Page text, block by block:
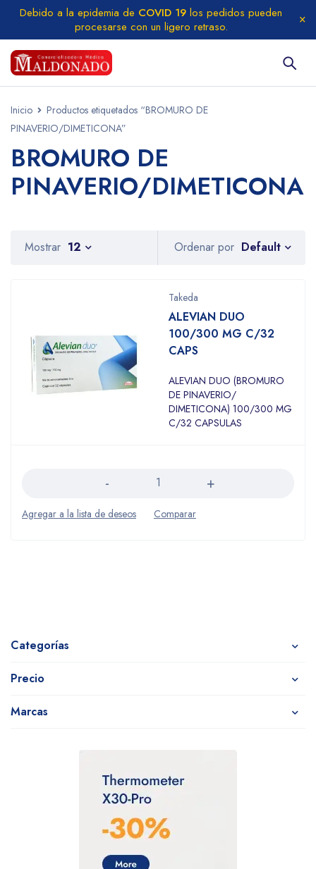
Debido a la epidemia de COVID 19 los pedidos pueden
procesarse con un ligero retraso.
Inicio
Productos etiquetados “BROMURO DE
PINAVERIO/DIMETICONA”
BROMURO DE
PINAVERIO/DIMETICONA
Categorías
Precio
Marcas
Ordenar por Default
Mostrar 12
Takeda
ALEVIAN DUO
100/300 MG C/32
CAPS
ALEVIAN DUO (BROMURO
DE PINAVERIO/
DIMETICONA) 100/300 MG
C/32 CAPSULAS